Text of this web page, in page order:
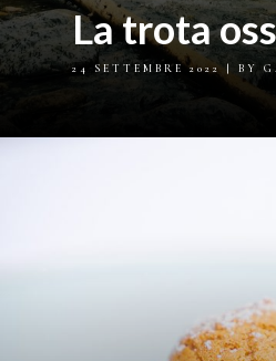
La trota
24 SETTEMBRE 2022 | BY